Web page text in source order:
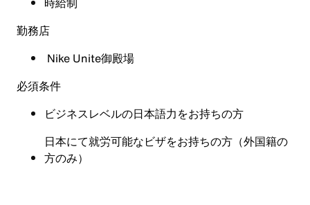
勤務店
Nike Unite御殿場
必須条件
ビジネスレベルの日本語力をお持ちの方
日本にて就労可能なビザをお持ちの方（外国籍の
方のみ）